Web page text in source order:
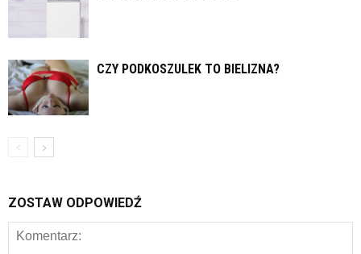
CZY PODKOSZULEK TO BIELIZNA?
ZOSTAW ODPOWIEDŹ